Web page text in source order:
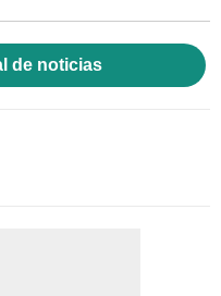
de noticias